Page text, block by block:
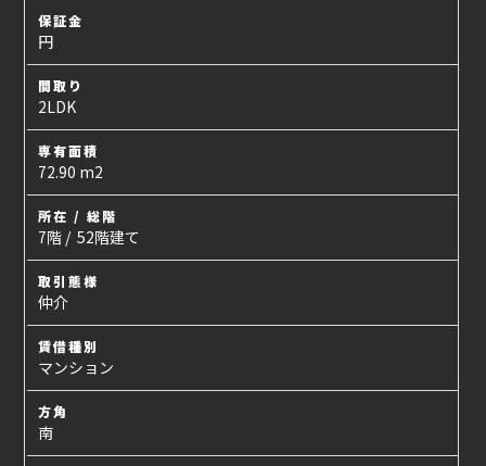
保証金
円
間取り
2LDK
専有面積
72.90 m2
所在 / 総階
7階 / 52階建て
取引態様
仲介
賃借種別
マンション
方角
南